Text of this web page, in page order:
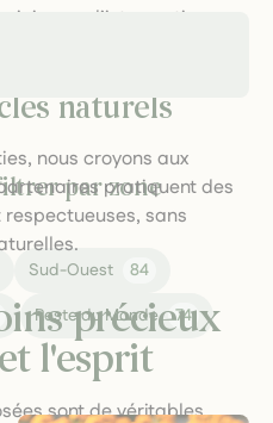
d’intervention
propriétés des plantes.
naturels
nous croyons aux
pratiquent des
sans
précieux
l'esprit
sont de véritables
par zone
Sud-Ouest
84
Reste du Monde 74